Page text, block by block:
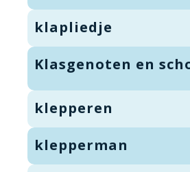
klapliedje
Klasgenoten en
klepperen
klepperman